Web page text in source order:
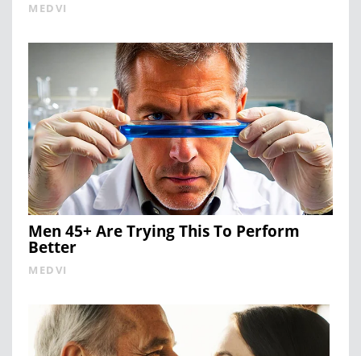
MEDVI
Men 45+ Are Trying This To Perform
Better
MEDVI